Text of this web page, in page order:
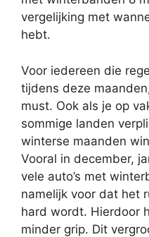
vergelijking met
hebt.
Voor iedereen die
tijdens deze
must. Ook als je op
sommige landen
winterse maanden
Vooral in december,
vele auto’s met
namelijk voor dat het
hard wordt. Hierdoor
minder grip. Dit